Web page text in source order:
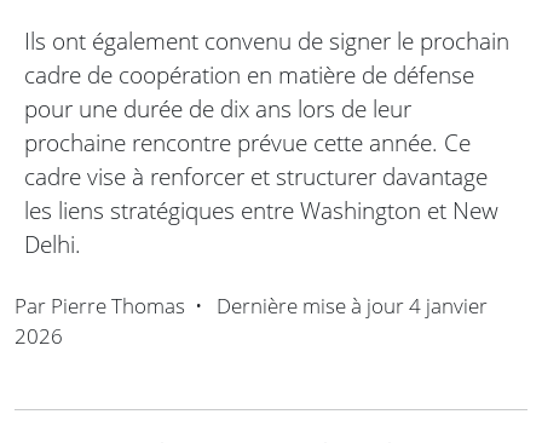
Ils ont également convenu de signer le prochain
cadre de coopération en matière de défense
pour une durée de dix ans lors de leur
prochaine rencontre prévue cette année. Ce
cadre vise à renforcer et structurer davantage
les liens stratégiques entre Washington et New
Delhi.
Par Pierre Thomas • Dernière mise à jour4 janvier
2026